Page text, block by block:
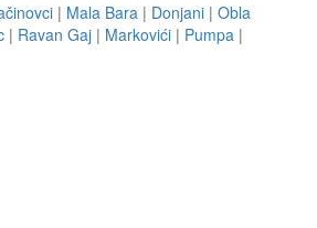
| Mala Bara | Donjani | Obla
| Ravan Gaj | Markovići | Pumpa |